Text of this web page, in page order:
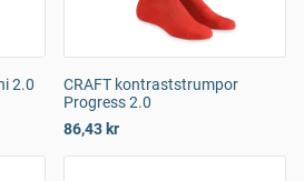
2.0
CRAFT kontraststrumpor
Progress 2.0
86,43 kr